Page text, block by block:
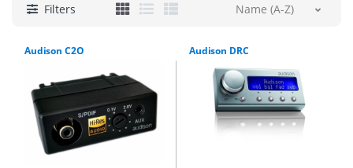
Filters Name (A-Z)
Audison C2O Audison DRC